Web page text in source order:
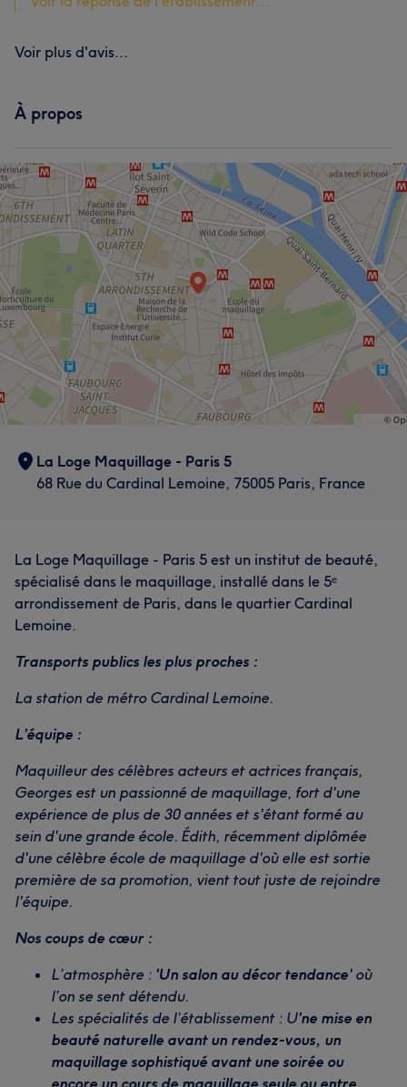
Voir plus d'avis...
À propos
La Loge Maquillage - Paris 5
68 Rue du Cardinal Lemoine, 75005 Paris, France
La Loge Maquillage - Paris 5 est un institut de beauté,
spécialisé dans le maquillage, installé dans le 5ᵉ
arrondissement de Paris, dans le quartier Cardinal
Lemoine.
Transports publics les plus proches :
La station de métro Cardinal Lemoine.
L’équipe :
Maquilleur des célèbres acteurs et actrices français,
Georges est un passionné de maquillage, fort d'une
expérience de plus de 30 années et s'étant formé au
sein d'une grande école. Édith, récemment diplômée
d'une célèbre école de maquillage d'où elle est sortie
première de sa promotion, vient tout juste de rejoindre
l'équipe.
Nos coups de cœur :
L’atmosphère : 'Un salon au décor tendance' où
l’on se sent détendu.
Les spécialités de l’établissement : U'ne mise en
beauté naturelle avant un rendez-vous, un
maquillage sophistiqué avant une soirée ou
encore un cours de maquillage seule ou entre